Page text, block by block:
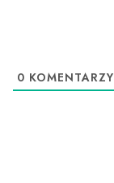
0 KOMENTARZY